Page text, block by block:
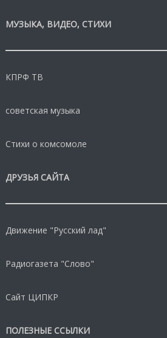
МУЗЫКА, ВИДЕО, СТИХИ
КПРФ ТВ
советская музыка
Стихи о комсомоле
ДРУЗЬЯ САЙТА
Движение "Русский лад"
Радиогазета "Слово"
Сайт ЦИПКР
ПОЛЕЗНЫЕ ССЫЛКИ